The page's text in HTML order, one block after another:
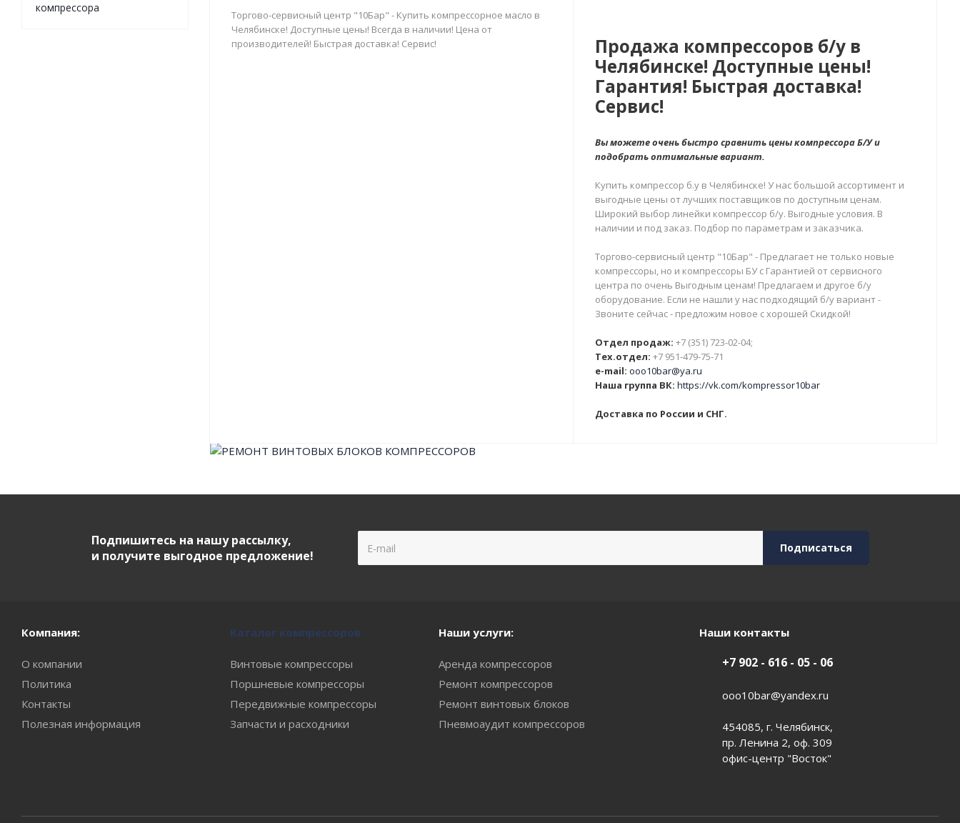
Торгово-сервисный центр "10Бар" - Купить компрессорное масло в
Челябинске! Доступные цены! Всегда в наличии! Цена от
производителей! Быстрая доставка! Сервис!
Продажа компрессоров б/у в
Челябинске! Доступные цены!
Гарантия! Быстрая доставка!
Сервис!
Вы можете очень быстро сравнить цены компрессора Б/У и
подобрать оптимальные вариант.
Купить компрессор б.у в Челябинске! У нас большой ассортимент и
выгодные цены от лучших поставщиков по доступным ценам.
Широкий выбор линейки компрессор б/у. Выгодные условия. В
наличии и под заказ. Подбор по параметрам и заказчика.
Торгово-сервисный центр "10Бар" - Предлагает не только новые
компрессоры, но и компрессоры БУ с Гарантией от сервисного
центра по очень Выгодным ценам! Предлагаем и другое б/у
оборудование. Если не нашли у нас подходящий б/у вариант -
Звоните сейчас - предложим новое с хорошей Скидкой!
Отдел продаж: +7 (351) 723-02-04;
Тех.отдел: +7 951-479-75-71
e-mail: ooo10bar@ya.ru
Наша группа ВК: https://vk.com/kompressor10bar
Доставка по России и СНГ.
компрессора
Подпишитесь на нашу рассылку,
и получите выгодное предложение!
Компания:
О компании
Политика
Контакты
Полезная информация
Каталог компрессоров
Винтовые компрессоры
Поршневые компрессоры
Передвижные компрессоры
Запчасти и расходники
Наши услуги:
Аренда компрессоров
Ремонт компрессоров
Ремонт винтовых блоков
Пневмоаудит компрессоров
Наши контакты
+7 902 - 616 - 05 - 06
ooo10bar@yandex.ru
454085, г. Челябинск,
пр. Ленина 2, оф. 309
офис-центр "Восток"